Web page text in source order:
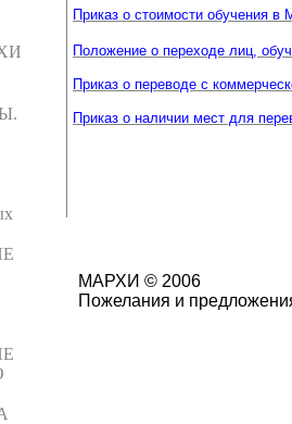
Приказ о стоимости обучения в
Положение о переходе лиц,
Приказ о переводе с
Приказ о наличии мест для
МАРХИ © 2006
Пожелания и